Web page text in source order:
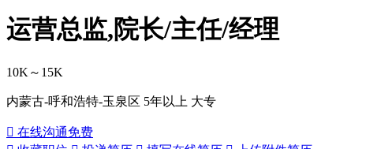
运营总监,院长/主任/经理
10K～15K
内蒙古-呼和浩特-玉泉区 5年以上 大专
 在线沟通免费